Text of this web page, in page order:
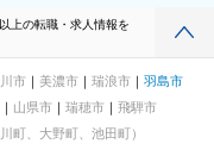
上の転職・求人情報を
市 美濃市 瑞浪市
羽島市
山県市 瑞穂市
飛騨市
町、大野町、池田町）